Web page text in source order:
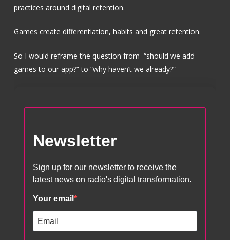
practices around digital retention.
Games create differentiation, habits and great retention.
So I would reframe the question from “should we add
games to our app?” to “why haven’t we already?”